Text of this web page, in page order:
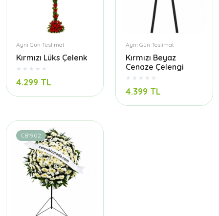
Aynı Gün Teslimat
Kırmızı Lüks Çelenk
4.299 TL
Aynı Gün Teslimat
Kırmızı Beyaz
Cenaze Çelengi
4.399 TL
CB1902